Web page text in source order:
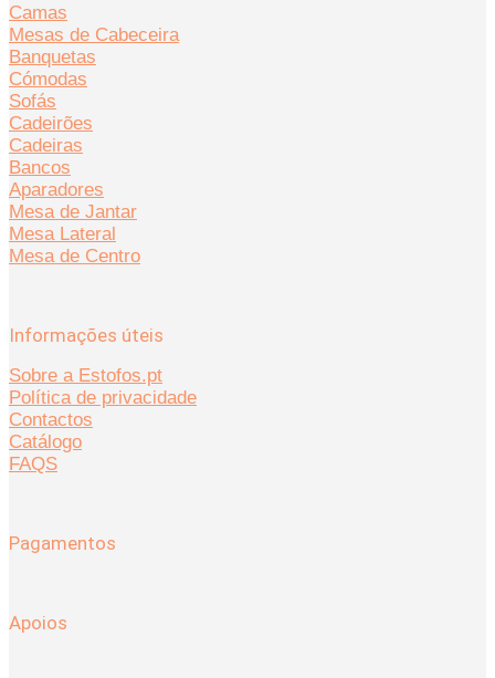
Camas
Mesas de Cabeceira
Banquetas
Cómodas
Sofás
Cadeirões
Cadeiras
Bancos
Aparadores
Mesa de Jantar
Mesa Lateral
Mesa de Centro
Informações úteis
Sobre a Estofos.pt
Política de privacidade
Contactos
Catálogo
FAQS
Pagamentos
Apoios